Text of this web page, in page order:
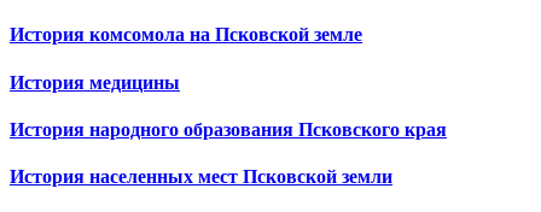
История комсомола на Псковской земле
История медицины
История народного образования Псковского края
История населенных мест Псковской земли